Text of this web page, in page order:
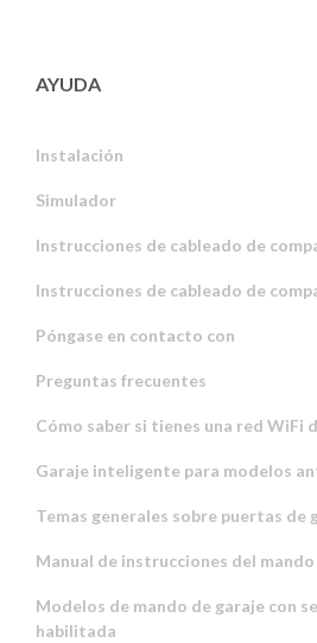
AYUDA
Instalación
Simulador
Instrucciones de cableado de
Instrucciones de cableado de
Póngase en contacto con
Preguntas frecuentes
Cómo saber si tienes una red WiFi
Garaje inteligente para modelos
Temas generales sobre puertas de
Manual de instrucciones del
Modelos de mando de garaje con
habilitada